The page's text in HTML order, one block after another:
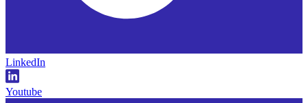
LinkedIn
Youtube